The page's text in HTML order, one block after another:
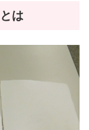
は